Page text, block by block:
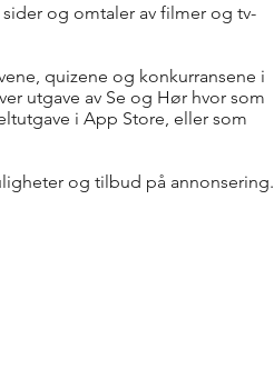
og omtaler av filmer og tv-
quizene og konkurransene i
utgave av Se og Hør hvor som
i App Store, eller som
og tilbud på annonsering.